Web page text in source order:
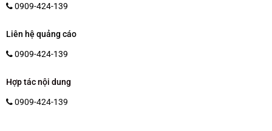
0909-424-139
Liên hệ quảng cáo
0909-424-139
Hợp tác nội dung
0909-424-139